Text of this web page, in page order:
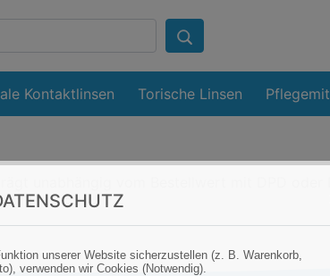
unserer Website sicherzustellen (z. B. Warenkorb,
verwenden wir Cookies (Notwendig).
Kontaktlinsen Torische Linsen
unabhängig vom Bestellwert mit DPD oder